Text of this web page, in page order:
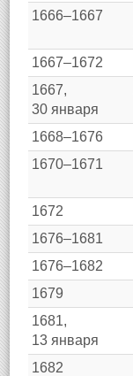
1666–1667
1667–1672
1667,
30 января
1668–1676
1670–1671
1672
1676–1681
1676–1682
1679
1681,
13 января
1682